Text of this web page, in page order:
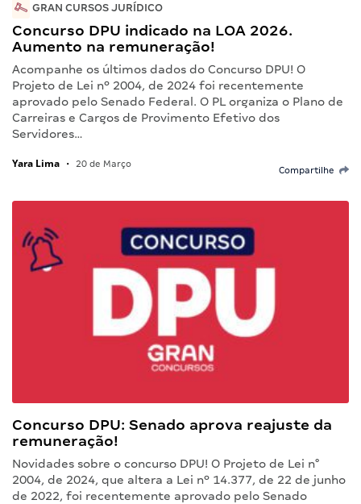
GRAN CURSOS JURÍDICO
Concurso DPU indicado na LOA 2026.
Aumento na remuneração!
Acompanhe os últimos dados do Concurso DPU! O
Projeto de Lei nº 2004, de 2024 foi recentemente
aprovado pelo Senado Federal. O PL organiza o Plano de
Carreiras e Cargos de Provimento Efetivo dos
Servidores…
Yara Lima • 20 de Março
Compartilhe
Concurso DPU: Senado aprova reajuste da
remuneração!
Novidades sobre o concurso DPU! O Projeto de Lei n°
2004, de 2024, que altera a Lei nº 14.377, de 22 de junho
de 2022, foi recentemente aprovado pelo Senado